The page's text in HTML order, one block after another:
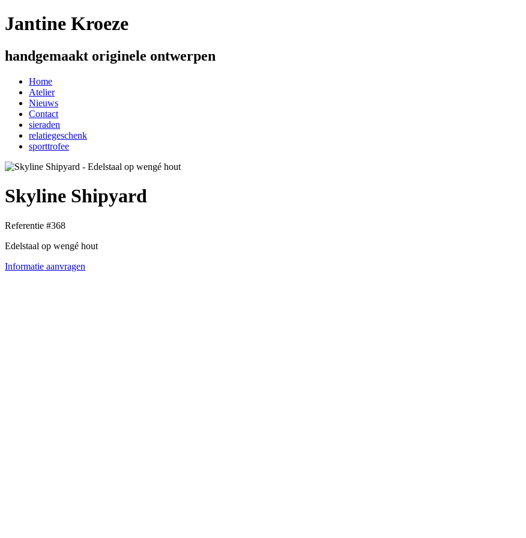
Jantine Kroeze
handgemaakt originele ontwerpen
Home
Atelier
Nieuws
Contact
sieraden
relatiegeschenk
sporttrofee
Skyline Shipyard
Referentie #368
Edelstaal op wengé hout
Informatie aanvragen